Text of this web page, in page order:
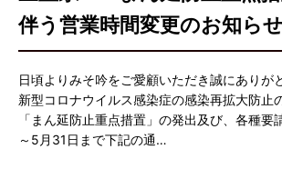
伴う営業時間変更のお知らせ
日頃よりみそ吟をご愛顧いただき誠にありが
新型コロナウイルス感染症の感染再拡大防止
「まん延防止重点措置」の発出及び、各種要
～5月31日まで下記の通…